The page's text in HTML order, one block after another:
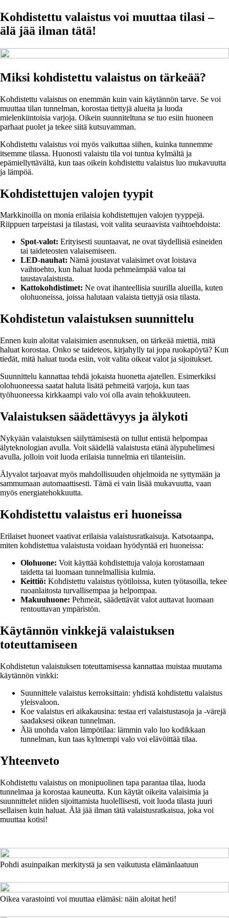
Kohdistettu valaistus voi muuttaa tilasi –
älä jää ilman tätä!
Miksi kohdistettu valaistus on tärkeää?
Kohdistettu valaistus on enemmän kuin vain käytännön tarve. Se voi
muuttaa tilan tunnelman, korostaa tiettyjä alueita ja luoda
mielenkiintoisia varjoja. Oikein suunniteltuna se tuo esiin huoneen
parhaat puolet ja tekee siitä kutsuvamman.
Kohdistettu valaistus voi myös vaikuttaa siihen, kuinka tunnemme
itsemme tilassa. Huonosti valaistu tila voi tuntua kylmältä ja
epämiellyttävältä, kun taas oikein kohdistettu valaistus luo mukavuutta
ja lämpöä.
Kohdistettujen valojen tyypit
Markkinoilla on monia erilaisia kohdistettujen valojen tyyppejä.
Riippuen tarpeistasi ja tilastasi, voit valita seuraavista vaihtoehdoista:
Spot-valot: Erityisesti suuntaavat, ne ovat täydellisiä esineiden
tai taideteosten valaisemiseen.
LED-nauhat: Nämä joustavat valaisimet ovat loistava
vaihtoehto, kun haluat luoda pehmeämpää valoa tai
taustavalaistusta.
Kattokohdistimet: Ne ovat ihanteellisia suurilla alueilla, kuten
olohuoneissa, joissa halutaan valaista tiettyjä osia tilasta.
Kohdistetun valaistuksen suunnittelu
Ennen kuin aloitat valaisimien asennuksen, on tärkeää miettiä, mitä
haluat korostaa. Onko se taideteos, kirjahylly tai jopa ruokapöytä? Kun
tiedät, mitä haluat tuoda esiin, voit valita oikeat valot ja sijoitukset.
Suunnittelu kannattaa tehdä jokaista huonetta ajatellen. Esimerkiksi
olohuoneessa saatat haluta lisätä pehmeitä varjoja, kun taas
työhuoneessa kirkkaampi valo voi olla avain tehokkuuteen.
Valaistuksen säädettävyys ja älykoti
Nykyään valaistuksen säilyttämisestä on tullut entistä helpompaa
älyteknologian avulla. Voit säädellä valaistusta etänä älypuhelimesi
avulla, jolloin voit luoda erilaisia tunnelmia eri tilanteisiin.
Älyvalot tarjoavat myös mahdollisuuden ohjelmoida ne syttymään ja
sammumaan automaattisesti. Tämä ei vain lisää mukavuutta, vaan
myös energiatehokkuutta.
Kohdistettu valaistus eri huoneissa
Erilaiset huoneet vaativat erilaisia valaistusratkaisuja. Katsotaanpa,
miten kohdistettua valaistusta voidaan hyödyntää eri huoneissa:
Olohuone: Voit käyttää kohdistettuja valoja korostamaan
taidetta tai luomaan tunnelmallisia kulmia.
Keittiö: Kohdistettu valaistus työtiloissa, kuten työtasoilla, tekee
ruoanlaitosta turvallisempaa ja helpompaa.
Makuuhuone: Pehmeät, säädettävät valot auttavat luomaan
rentouttavan ympäristön.
Käytännön vinkkejä valaistuksen
toteuttamiseen
Kohdistetun valaistuksen toteuttamisessa kannattaa muistaa muutama
käytännön vinkki:
Suunnittele valaistus kerroksittain: yhdistä kohdistettu valaistus
yleisvaloon.
Koe valaistus eri aikakausina: testaa eri valaistustasoja ja -värejä
saadaksesi oikean tunnelman.
Älä unohda valon lämpötilaa: lämmin valo luo kodikkaan
tunnelman, kun taas kylmempi valo voi elävöittää tilaa.
Yhteenveto
Kohdistettu valaistus on monipuolinen tapa parantaa tilaa, luoda
tunnelmaa ja korostaa kauneutta. Kun käytät oikeita valaisimia ja
suunnittelet niiden sijoittamista huolellisesti, voit luoda tilasta juuri
sellaisen kuin haluat. Älä jää ilman tätä valaistusratkaisua, joka voi
muuttaa kotisi!
Pohdi asuinpaikan merkitystä ja sen vaikutusta elämänlaatuun
Oikea varastointi voi muuttaa elämäsi: näin aloitat heti!